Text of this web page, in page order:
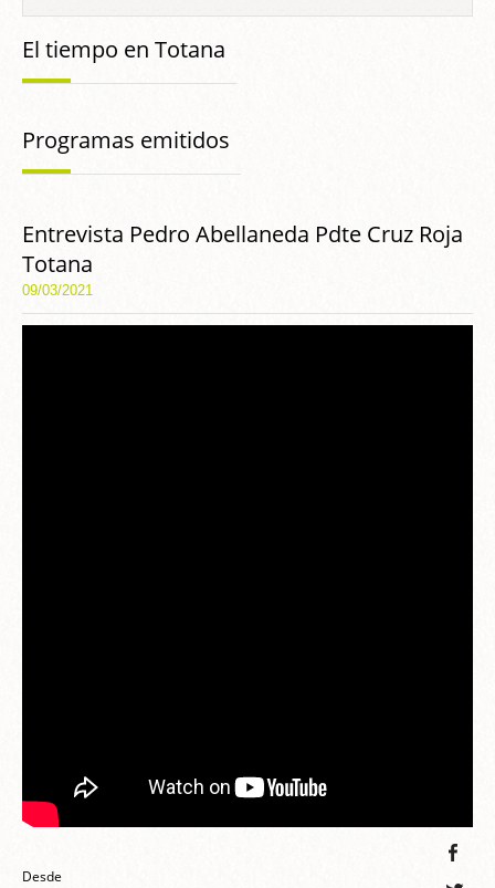
Programas emitidos
Entrevista Pedro Abellaneda Pdte Cruz Roja
Totana
09/03/2021
Desde
El tiempo en Totana